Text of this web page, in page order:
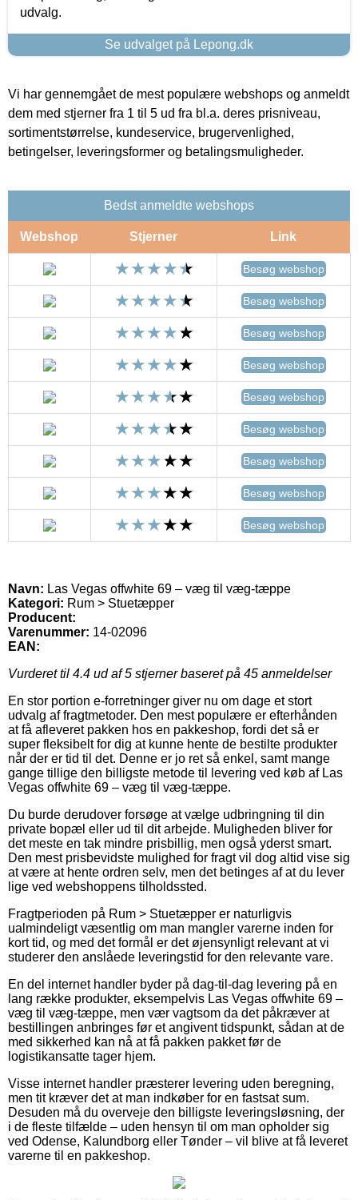
udvalg.
Se udvalget på Lepong.dk
Vi har gennemgået de mest populære webshops og anmeldt
dem med stjerner fra 1 til 5 ud fra bl.a. deres prisniveau,
sortimentstørrelse, kundeservice, brugervenlighed,
betingelser, leveringsformer og betalingsmuligheder.
Bedst anmeldte webshops
Webshop Stjerner Link
Besøg webshop
Besøg webshop
Besøg webshop
Besøg webshop
Besøg webshop
Besøg webshop
Besøg webshop
Besøg webshop
Besøg webshop
Navn: Las Vegas offwhite 69 – væg til væg-tæppe
Kategori: Rum > Stuetæpper
Producent:
Varenummer: 14-02096
EAN:
Vurderet til 4.4 ud af 5 stjerner baseret på 45 anmeldelser
En stor portion e-forretninger giver nu om dage et stort
udvalg af fragtmetoder. Den mest populære er efterhånden
at få afleveret pakken hos en pakkeshop, fordi det så er
super fleksibelt for dig at kunne hente de bestilte produkter
når der er tid til det. Denne er jo ret så enkel, samt mange
gange tillige den billigste metode til levering ved køb af Las
Vegas offwhite 69 – væg til væg-tæppe.
Du burde derudover forsøge at vælge udbringning til din
private bopæl eller ud til dit arbejde. Muligheden bliver for
det meste en tak mindre prisbillig, men også yderst smart.
Den mest prisbevidste mulighed for fragt vil dog altid vise sig
at være at hente ordren selv, men det betinges af at du lever
lige ved webshoppens tilholdssted.
Fragtperioden på Rum > Stuetæpper er naturligvis
ualmindeligt væsentlig om man mangler varerne inden for
kort tid, og med det formål er det øjensynligt relevant at vi
studerer den anslåede leveringstid for den relevante vare.
En del internet handler byder på dag-til-dag levering på en
lang række produkter, eksempelvis Las Vegas offwhite 69 –
væg til væg-tæppe, men vær vagtsom da det påkræver at
bestillingen anbringes før et angivent tidspunkt, sådan at de
med sikkerhed kan nå at få pakken pakket før de
logistikansatte tager hjem.
Visse internet handler præsterer levering uden beregning,
men tit kræver det at man indkøber for en fastsat sum.
Desuden må du overveje den billigste leveringsløsning, der
i de fleste tilfælde – uden hensyn til om man opholder sig
ved Odense, Kalundborg eller Tønder – vil blive at få leveret
varerne til en pakkeshop.